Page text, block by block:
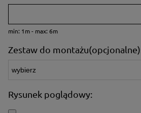
min: 1m - max: 6m
Zestaw do
Rysunek poglądowy: